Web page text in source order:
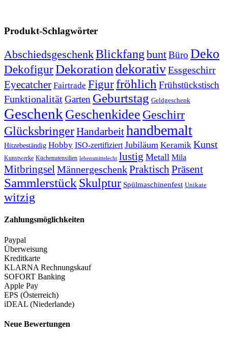
Produkt-Schlagwörter
AbschiedsgeschenkBlickfang buntBüro Deko
DekofigurDekoration dekorativEssgeschirr
Eyecatcher Fairtrade Figurfröhlich Frühstückstisch
FunktionalitätGarten Geburtstag Geldgeschenk
Geschenk Geschenkidee Geschirr
GlücksbringerHandarbeithandbemalt
Hitzebeständig Hobby ISO-zertifiziert Jubiläum Keramik Kunst
Kunstwerke Küchenutensilien lebensmittelecht lustig Metall Mila
MitbringselMännergeschenkPraktischPräsent
Sammlerstück Skulptur Spülmaschinenfest Unikate
witzig
Zahlungsmöglichkeiten
Paypal
Überweisung
Kreditkarte
KLARNA Rechnungskauf
SOFORT Banking
Apple Pay
EPS (Österreich)
iDEAL (Niederlande)
Neue Bewertungen